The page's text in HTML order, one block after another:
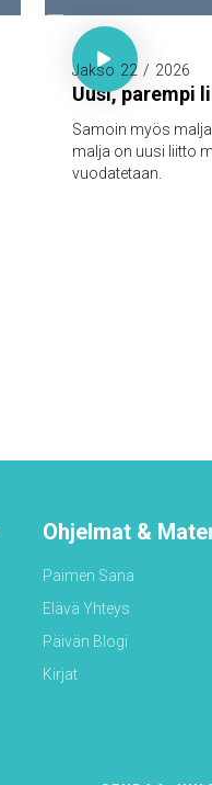
Luuk. 22:20

Jakso 22 / 2026
Uusi, parempi
Samoin myös
malja on uusi liitto
vuodatetaan.
Ohjelmat &
Paimen Sana
Elävä Yhteys
Päivän Blogi
Kirjat